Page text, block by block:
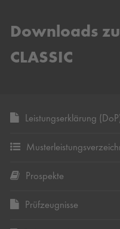
Downloads
CLASSIC
Leistungserklärung
Prospekte
Prüfzeugnisse